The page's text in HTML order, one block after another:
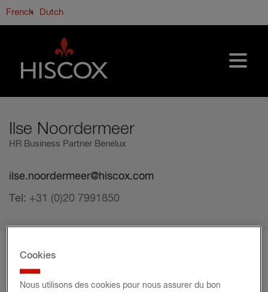
French Dutch
Ilse Noordermeer
HR Business Partner Benelux
ilse.noordermeer@hiscox.com
Tel: +31 (0)20 7991850
À propos Ilse
Cookies
Nous utilisons des cookies pour nous assurer du bon